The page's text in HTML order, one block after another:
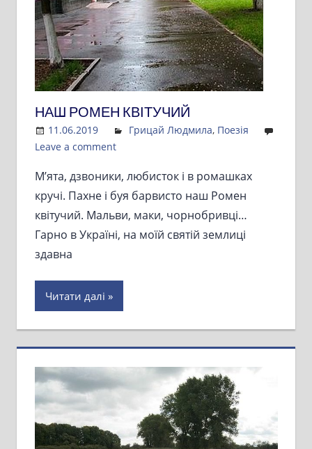
НАШ РОМЕН КВІТУЧИЙ
11.06.2019 Admin
Грицай Людмила, Поезія
Leave a comment
М’ята, дзвоники, любисток і в ромашках
кручі. Пахне і буя барвисто наш Ромен
квітучий. Мальви, маки, чорнобривці…
Гарно в Україні, на моїй святій землиці
здавна
Читати далі